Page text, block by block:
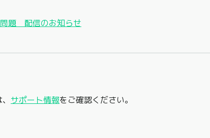
問題 配信のお知らせ
サポート情報をご確認ください。